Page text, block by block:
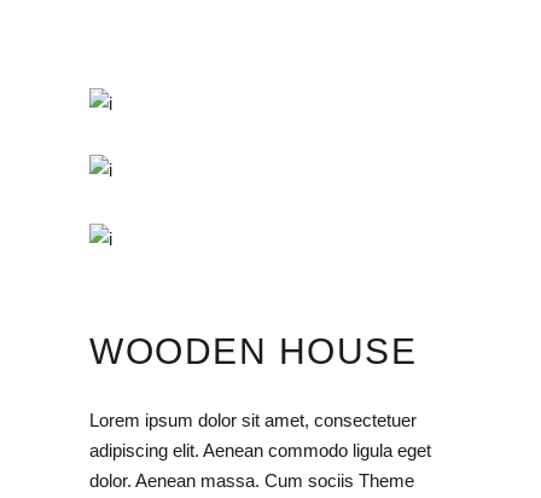
WOODEN HOUSE
Lorem ipsum dolor sit amet, consectetuer
adipiscing elit. Aenean commodo ligula eget
dolor. Aenean massa. Cum sociis Theme